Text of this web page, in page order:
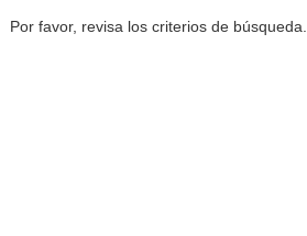
Por favor, revisa los criterios de búsqueda.